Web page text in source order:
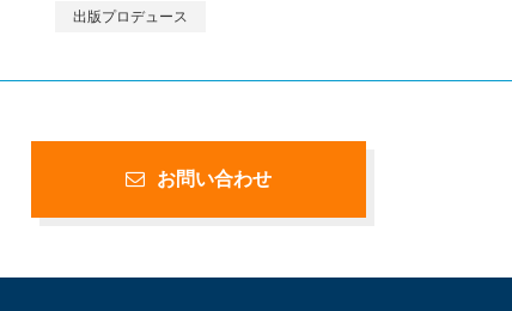
出版プロデュース
お問い合わせ